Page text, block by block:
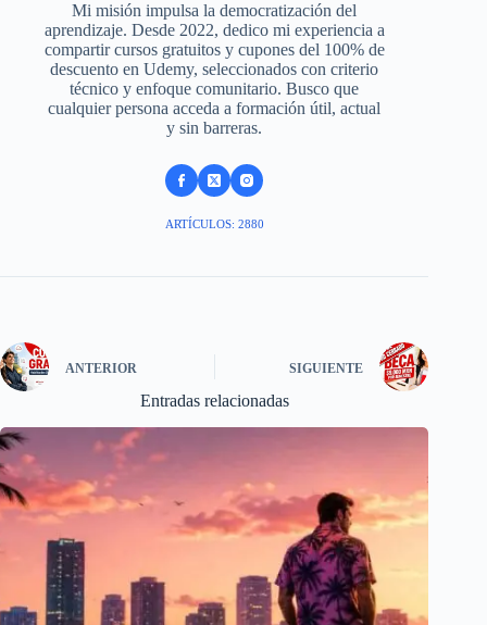
Mi misión impulsa la democratización del
aprendizaje. Desde 2022, dedico mi experiencia a
compartir cursos gratuitos y cupones del 100% de
descuento en Udemy, seleccionados con criterio
técnico y enfoque comunitario. Busco que
cualquier persona acceda a formación útil, actual
y sin barreras.
ARTÍCULOS: 2880
ANTERIOR SIGUIENTE
Entradas relacionadas